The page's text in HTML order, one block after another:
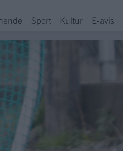
Sport Kultur E-avis